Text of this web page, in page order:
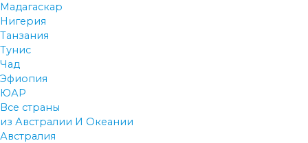
Мадагаскар
Нигерия
Танзания
Тунис
Чад
Эфиопия
ЮАР
Все страны
из Австралии И Океании
Австралия